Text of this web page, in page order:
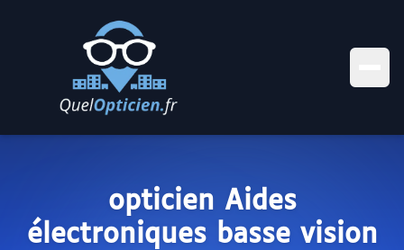
opticien Aides
électroniques basse vision